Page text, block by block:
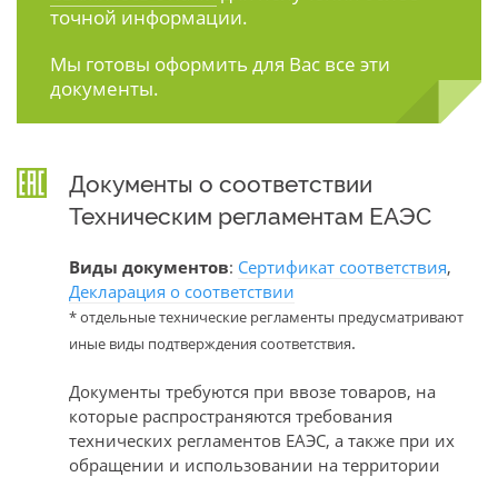
точной информации.
Мы готовы оформить для Вас все эти
документы.
Документы о соответствии
Техническим регламентам ЕАЭС
Виды документов: Сертификат соответствия,
Декларация о соответствии
* отдельные технические регламенты предусматривают
иные виды подтверждения соответствия.
Документы требуются при ввозе товаров, на
которые распространяются требования
технических регламентов ЕАЭС, а также при их
обращении и использовании на территории